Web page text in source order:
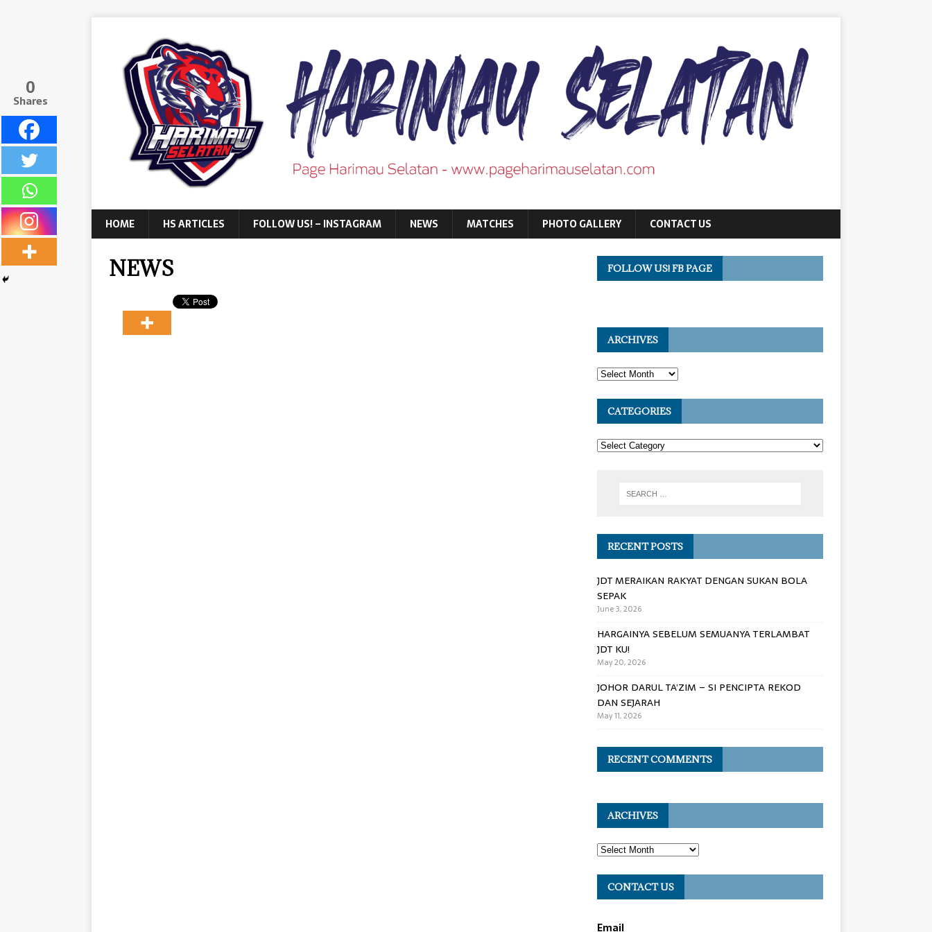
HOME HS ARTICLES FOLLOW US! – INSTAGRAM NEWS MATCHES PHOTO GALLERY CONTACT US
NEWS
0
Shares
FOLLOW US! FB PAGE
ARCHIVES
CATEGORIES
RECENT POSTS
JDT MERAIKAN RAKYAT DENGAN SUKAN BOLA
SEPAK
June 3, 2026
HARGAINYA SEBELUM SEMUANYA TERLAMBAT
JDT KU!
May 20, 2026
JOHOR DARUL TA’ZIM – SI PENCIPTA REKOD
DAN SEJARAH
May 11, 2026
RECENT COMMENTS
ARCHIVES
CONTACT US
Email